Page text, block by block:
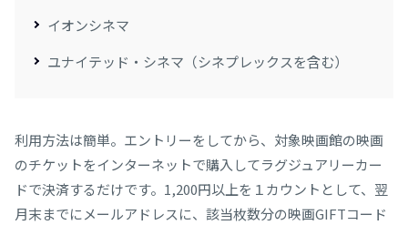
イオンシネマ
ユナイテッド・シネマ（シネプレックスを含む）
利用方法は簡単。エントリーをしてから、対象映画館の映画
のチケットをインターネットで購入してラグジュアリーカー
ドで決済するだけです。1,200円以上を１カウントとして、翌
月末までにメールアドレスに、該当枚数分の映画GIFTコード